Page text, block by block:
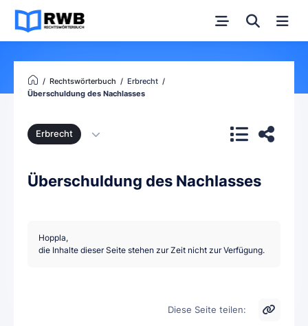
Rechtswörterbuch
Erbrecht
Überschuldung des Nachlasses
Erbrecht
Überschuldung des Nachlasses
Hoppla,
die Inhalte dieser Seite stehen zur Zeit nicht zur Verfügung.
Diese Seite teilen: